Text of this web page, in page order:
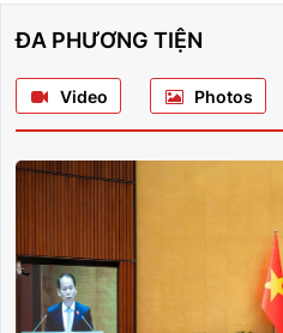
công tác đăng ký biện
Tháo gỡ điểm nghẽn
doanh trong kinh doanh bất
Chủ tịch UBND thành
pháp
ĐA PHƯƠNG TIỆN
Video Photos